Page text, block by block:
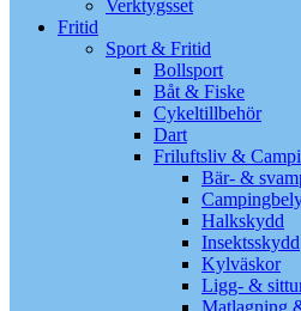
Verktygsset
Fritid
Sport & Fritid
Bollsport
Båt & Fiske
Cykeltillbehör
Dart
Friluftsliv &
Bär- &
Halkskydd
Insektsskydd
Kylväskor
Ligg- &
Matlagning